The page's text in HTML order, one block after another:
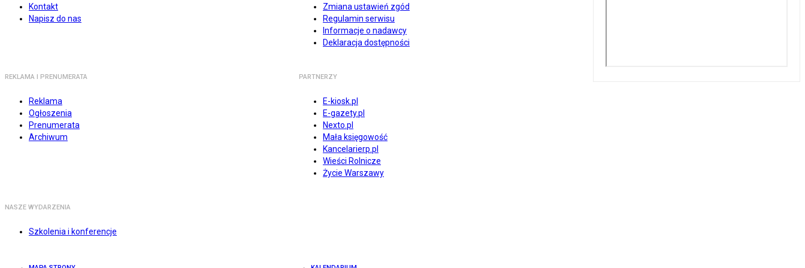
Kontakt
Napisz do nas
Zmiana ustawień zgód
Regulamin serwisu
Informacje o nadawcy
Deklaracja dostępności
REKLAMA I PRENUMERATA
Reklama
Ogłoszenia
Prenumerata
Archiwum
PARTNERZY
E-kiosk.pl
E-gazety.pl
Nexto.pl
Mała księgowość
Kancelarierp.pl
Wieści Rolnicze
Życie Warszawy
NASZE WYDARZENIA
Szkolenia i konferencje